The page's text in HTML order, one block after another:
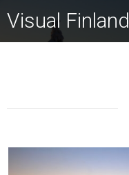
Visual Finland